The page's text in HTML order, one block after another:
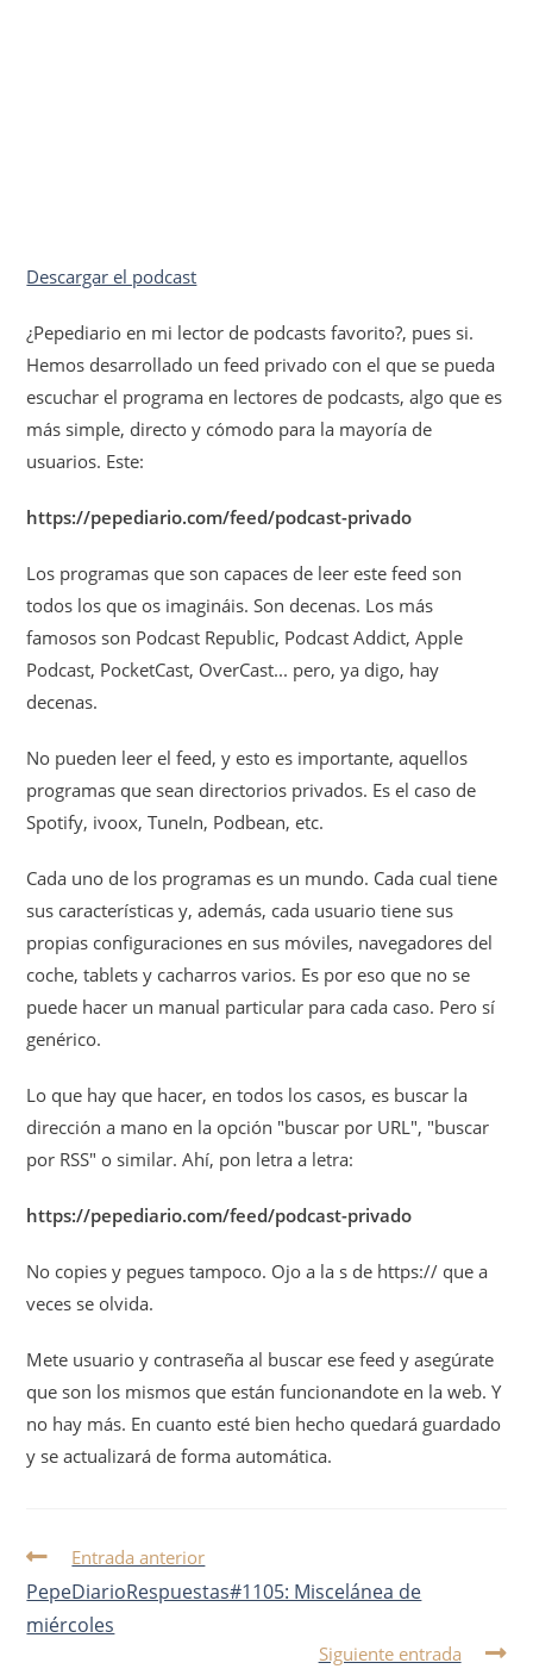
Descargar el podcast
¿Pepediario en mi lector de podcasts favorito?, pues si.
Hemos desarrollado un feed privado con el que se pueda
escuchar el programa en lectores de podcasts, algo que es
más simple, directo y cómodo para la mayoría de
usuarios. Este:
https://pepediario.com/feed/podcast-privado
Los programas que son capaces de leer este feed son
todos los que os imagináis. Son decenas. Los más
famosos son Podcast Republic, Podcast Addict, Apple
Podcast, PocketCast, OverCast... pero, ya digo, hay
decenas.
No pueden leer el feed, y esto es importante, aquellos
programas que sean directorios privados. Es el caso de
Spotify, ivoox, TuneIn, Podbean, etc.
Cada uno de los programas es un mundo. Cada cual tiene
sus características y, además, cada usuario tiene sus
propias configuraciones en sus móviles, navegadores del
coche, tablets y cacharros varios. Es por eso que no se
puede hacer un manual particular para cada caso. Pero sí
genérico.
Lo que hay que hacer, en todos los casos, es buscar la
dirección a mano en la opción "buscar por URL", "buscar
por RSS" o similar. Ahí, pon letra a letra:
https://pepediario.com/feed/podcast-privado
No copies y pegues tampoco. Ojo a la s de https:// que a
veces se olvida.
Mete usuario y contraseña al buscar ese feed y asegúrate
que son los mismos que están funcionandote en la web. Y
no hay más. En cuanto esté bien hecho quedará guardado
y se actualizará de forma automática.
Entrada anterior
PepeDiarioRespuestas#1105: Miscelánea de
miércoles
Siguiente entrada